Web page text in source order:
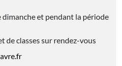
dimanche et pendant la période
de classes sur rendez-vous